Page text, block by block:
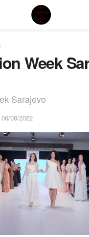
Week
Sarajevo
06/08/2022